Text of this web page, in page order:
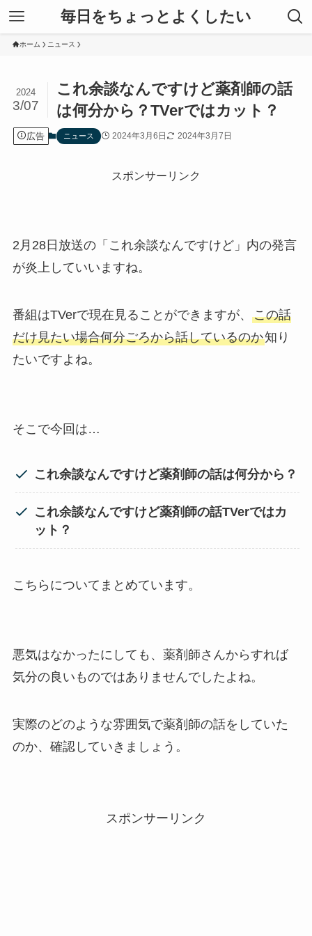
毎日をちょっとよくしたい
ホーム ニュース
これ余談なんですけど薬剤師の話
は何分から？TVerではカット？
2024
3/07
広告 ニュース 2024年3月6日 2024年3月7日
スポンサーリンク
2月28日放送の「これ余談なんですけど」内の発言
が炎上していいますね。
番組はTVerで現在見ることができますが、 この話
だけ見たい場合何分ごろから話しているのか知り
たいですよね。
そこで今回は…
これ余談なんですけど薬剤師の話は何分から？
これ余談なんですけど薬剤師の話TVerではカ
ット？
こちらについてまとめています。
悪気はなかったにしても、薬剤師さんからすれば
気分の良いものではありませんでしたよね。
実際のどのような雰囲気で薬剤師の話をしていた
のか、確認していきましょう。
スポンサーリンク